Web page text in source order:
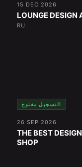
15 DEC 2026
LOUNGE DESIGN
RU
التسجيل مفتوح
26 SEP 2026
THE BEST
SHOP